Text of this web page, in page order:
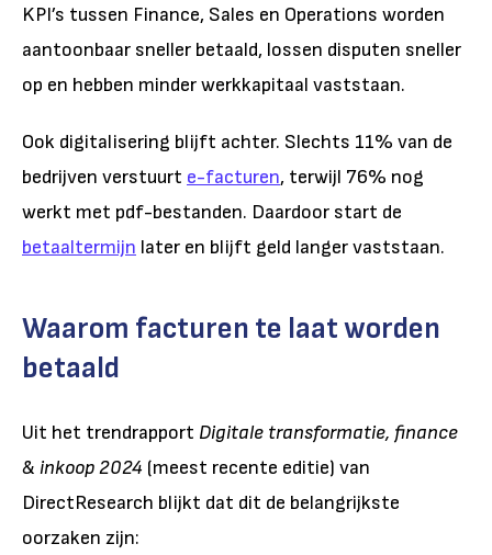
KPI’s tussen Finance, Sales en Operations worden
aantoonbaar sneller betaald, lossen disputen sneller
op en hebben minder werkkapitaal vaststaan.
Ook digitalisering blijft achter. Slechts 11% van de
bedrijven verstuurt e-facturen, terwijl 76% nog
werkt met pdf-bestanden. Daardoor start de
betaaltermijn later en blijft geld langer vaststaan.
Waarom facturen te laat worden
betaald
Uit het trendrapport Digitale transformatie, finance
& inkoop 2024 (meest recente editie) van
DirectResearch blijkt dat dit de belangrijkste
oorzaken zijn: